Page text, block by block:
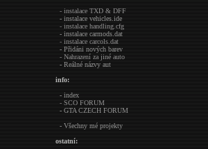
- instalace TXD & DFF
- instalace vehicles.ide
- instalace handling.cfg
- instalace carmods.dat
- instalace carcols.dat
- Přidáni nových barev
- Nahrazení za jiné auto
- Reálné názvy aut
info:
- index
- SCO FORUM
- GTA CZECH FORUM
- Všechny mé projekty
ostatní: